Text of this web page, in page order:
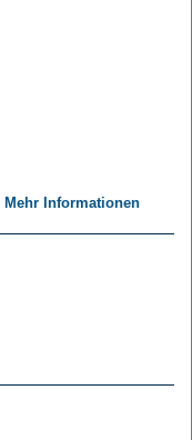
Mehr Informationen